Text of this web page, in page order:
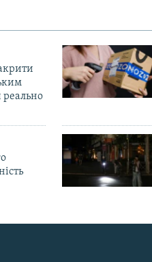
реально